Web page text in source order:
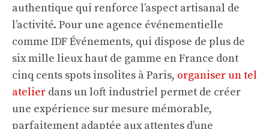
authentique qui renforce l’aspect artisanal de
l’activité. Pour une agence événementielle
comme IDF Événements, qui dispose de plus de
six mille lieux haut de gamme en France dont
cinq cents spots insolites à Paris, organiser un tel
atelier dans un loft industriel permet de créer
une expérience sur mesure mémorable,
parfaitement adaptée aux attentes d’une